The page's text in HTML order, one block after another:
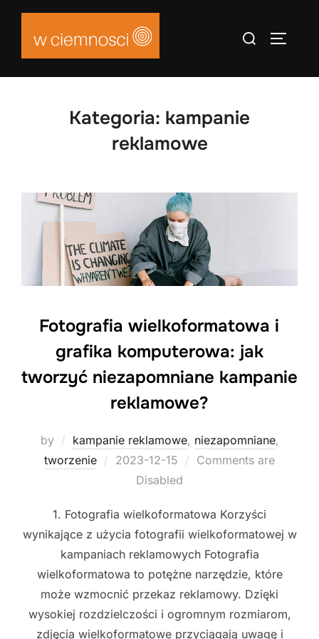
Skip
content
Search
Kategoria: kampanie
reklamowe
Fotografia wielkoformatowa i
grafika komputerowa: jak
tworzyć niezapomniane kampanie
reklamowe?
by kampanie reklamowe, niezapomniane,
tworzenie
Posted
2023-12-15
Comments are
Disabled
1. Fotografia wielkoformatowa Korzyści
wynikające z użycia fotografii wielkoformatowej w
kampaniach reklamowych Fotografia
wielkoformatowa to potężne narzędzie, które
może wzmocnić przekaz reklamowy. Dzięki
wysokiej rozdzielczości i ogromnym rozmiarom,
zdjęcia wielkoformatowe przyciągają uwagę i